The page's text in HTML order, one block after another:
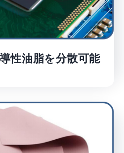
性油脂を分散可能